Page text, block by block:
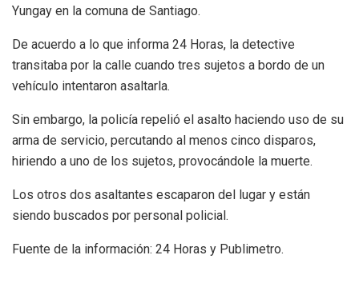
Yungay en la comuna de Santiago.
De acuerdo a lo que informa 24 Horas, la detective
transitaba por la calle cuando tres sujetos a bordo de un
vehículo intentaron asaltarla.
Sin embargo, la policía repelió el asalto haciendo uso de su
arma de servicio, percutando al menos cinco disparos,
hiriendo a uno de los sujetos, provocándole la muerte.
Los otros dos asaltantes escaparon del lugar y están
siendo buscados por personal policial.
Fuente de la información: 24 Horas y Publimetro.